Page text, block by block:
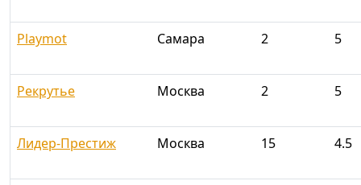
Playmot Самара 2 5
Рекрутье Москва 2 5
Лидер-Престиж Москва 15 4.5